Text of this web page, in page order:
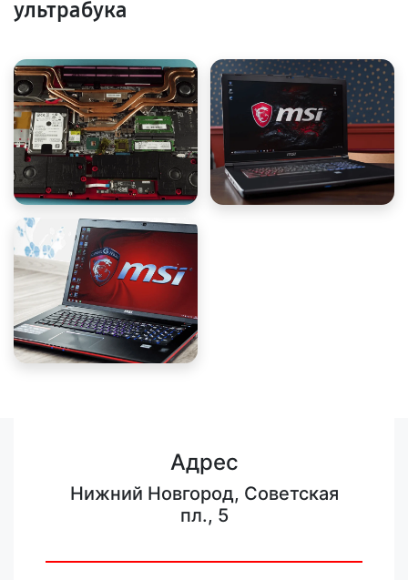
ультрабука
Адрес
Нижний Новгород, Советская
пл., 5